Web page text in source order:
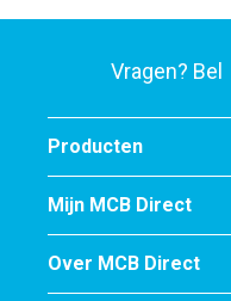
Vragen? Bel
Producten
Mijn MCB Direct
Over MCB Direct